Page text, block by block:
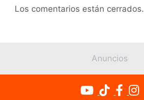
Los comentarios están cerrados.
Anuncios